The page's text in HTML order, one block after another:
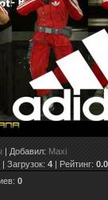
| Добавил: Maxi
| Загрузок: 4 | Рейтинг: 0.0
: 0